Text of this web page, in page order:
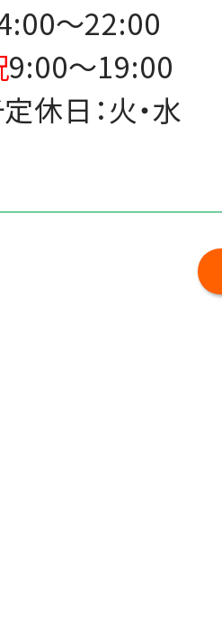
～22:00
9:00～19:00
休日：火・水